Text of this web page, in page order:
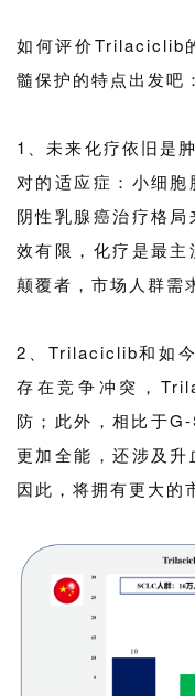
如何评价Trilaciclib
髓保护的特点出发吧：
1、未来化疗依旧是
对的适应症：小细胞
阴性乳腺癌治疗格
效有限，化疗是最
颠覆者，市场人群需
2、Trilaciclib和如
存在竞争冲突，
防；此外，相比于
更加全能，还涉及升
因此，将拥有更大的